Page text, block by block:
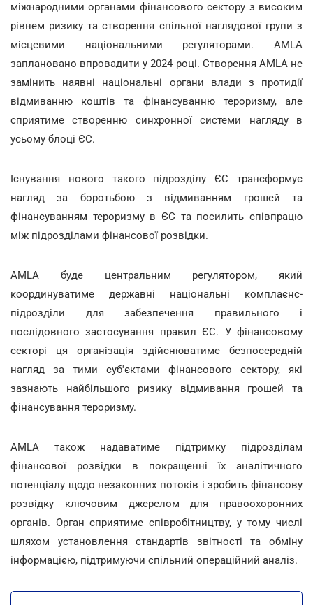
міжнародними органами фінансового сектору з високим
рівнем ризику та створення спільної наглядової групи з
місцевими національними регуляторами. AMLA
заплановано впровадити у 2024 році. Створення AMLA не
замінить наявні національні органи влади з протидії
відмиванню коштів та фінансуванню тероризму, але
сприятиме створенню синхронної системи нагляду в
усьому блоці ЄС.
Існування нового такого підрозділу ЄС трансформує
нагляд за боротьбою з відмиванням грошей та
фінансуванням тероризму в ЄС та посилить співпрацю
між підрозділами фінансової розвідки.
AMLA буде центральним регулятором, який
координуватиме державні національні комплаєнс-
підрозділи для забезпечення правильного і
послідовного застосування правил ЄС. У фінансовому
секторі ця організація здійснюватиме безпосередній
нагляд за тими суб'єктами фінансового сектору, які
зазнають найбільшого ризику відмивання грошей та
фінансування тероризму.
AMLA також надаватиме підтримку підрозділам
фінансової розвідки в покращенні їх аналітичного
потенціалу щодо незаконних потоків і зробить фінансову
розвідку ключовим джерелом для правоохоронних
органів. Орган сприятиме співробітництву, у тому числі
шляхом установлення стандартів звітності та обміну
інформацією, підтримуючи спільний операційний аналіз.